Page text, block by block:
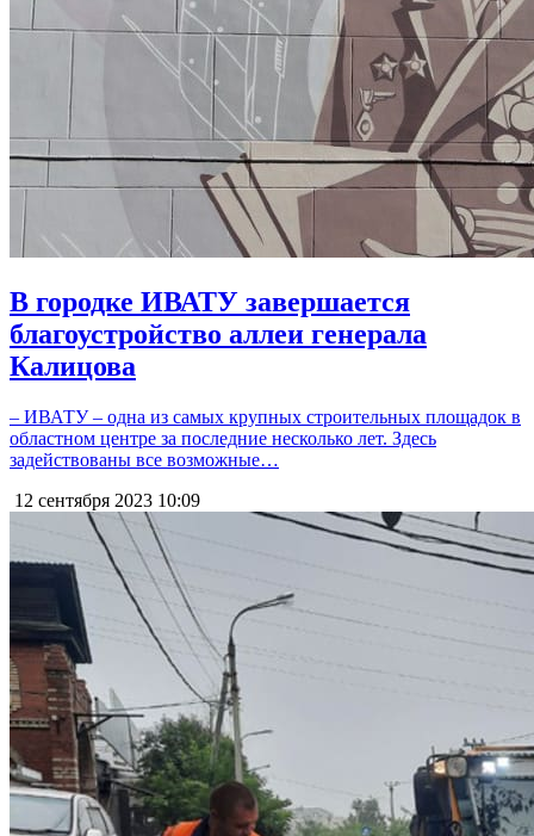
В городке ИВАТУ завершается
благоустройство аллеи генерала
Калицова
– ИВАТУ – одна из самых крупных строительных площадок в
областном центре за последние несколько лет. Здесь
задействованы все возможные…
12 сентября 2023 10:09